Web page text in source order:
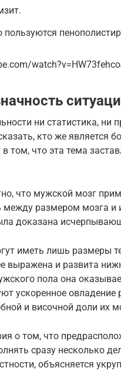
пользуются
ни статистика,
кто же
том, что эта тема
что мужской мозг
между размером мозга и
доказана
иметь лишь размеры
выражена и развита
пола она
ускоренное
и височной доли их
о том, что
сразу несколько
объясняется